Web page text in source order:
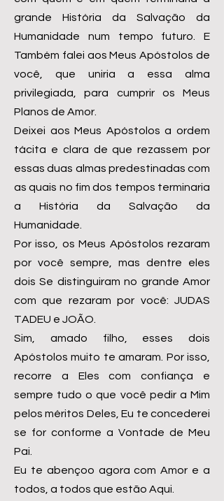
grande História da Salvação da
Humanidade num tempo futuro. E
Também falei aos Meus Apóstolos de
você, que uniria a essa alma
privilegiada, para cumprir os Meus
Planos de Amor.
Deixei aos Meus Apóstolos a ordem
tácita e clara de que rezassem por
essas duas almas predestinadas com
as quais no fim dos tempos terminaria
a História da Salvação da
Humanidade.
Por isso, os Meus Apóstolos rezaram
por você sempre, mas dentre eles
dois Se distinguiram no grande Amor
com que rezaram por você: JUDAS
TADEU e JOÃO.
Sim, amado filho, esses dois
Apóstolos muito te amaram. Por isso,
recorre a Eles com confiança e
sempre tudo o que você pedir a Mim
pelos méritos Deles, Eu te concederei
se for conforme a Vontade de Meu
Pai.
Eu te abençoo agora com Amor e a
todos, a todos que estão Aqui.